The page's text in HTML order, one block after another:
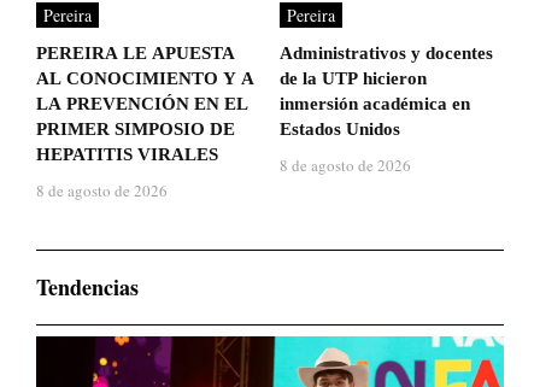
Pereira
PEREIRA LE APUESTA
AL CONOCIMIENTO Y A
LA PREVENCIÓN EN EL
PRIMER SIMPOSIO DE
HEPATITIS VIRALES
8 de agosto de 2026
Pereira
Administrativos y docentes
de la UTP hicieron
inmersión académica en
Estados Unidos
8 de agosto de 2026
Tendencias